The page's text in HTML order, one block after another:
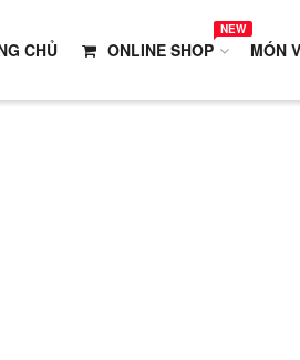
CHỦ ONLINE SHOP
NEW
MÓN